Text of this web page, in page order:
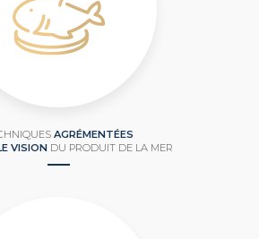
AGRÉMENTÉES
VISION DU PRODUIT DE LA MER